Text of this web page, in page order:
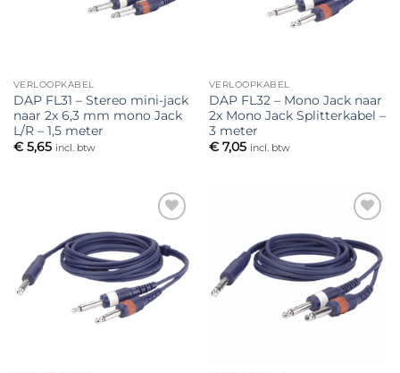
VERLOOPKABEL
DAP FL31 – Stereo mini-jack
naar 2x 6,3 mm mono Jack
L/R – 1,5 meter
€5,65 incl. btw
VERLOOPKABEL
DAP FL32 – Mono Jack naar
2x Mono Jack Splitterkabel –
3 meter
€7,05 incl. btw
Toevoegen
aan
verlanglijst
Toevoegen
aan
verlanglijst